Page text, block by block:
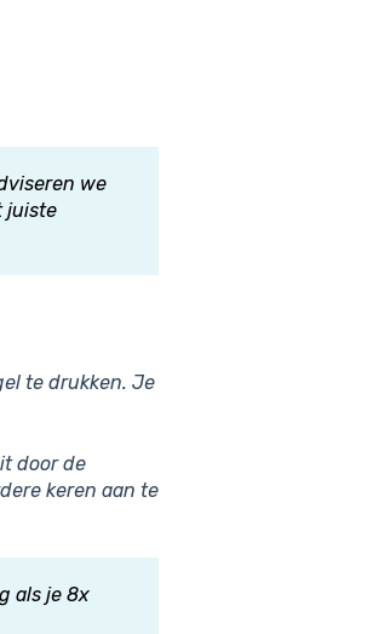
we
juiste
te drukken. Je
door de
keren aan te
als je 8x